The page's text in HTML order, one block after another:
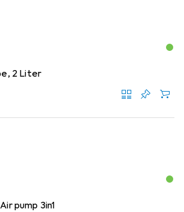
2 Liter
pump 3in1